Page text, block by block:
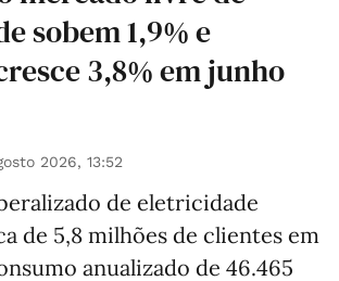
sobem 1,9% e
3,8% em junho
2026, 13:52
de eletricidade
de 5,8 milhões de clientes em
anualizado de 46.465